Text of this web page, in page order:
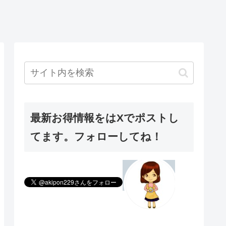
最新お得情報をはXでポストし
てます。フォローしてね！